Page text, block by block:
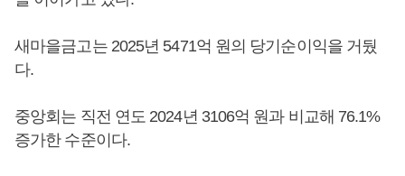
새마을금고는 2025년 5471억 원의 당기순이익을 거뒀
다.
중앙회는 직전 연도 2024년 3106억 원과 비교해 76.1%
증가한 수준이다.